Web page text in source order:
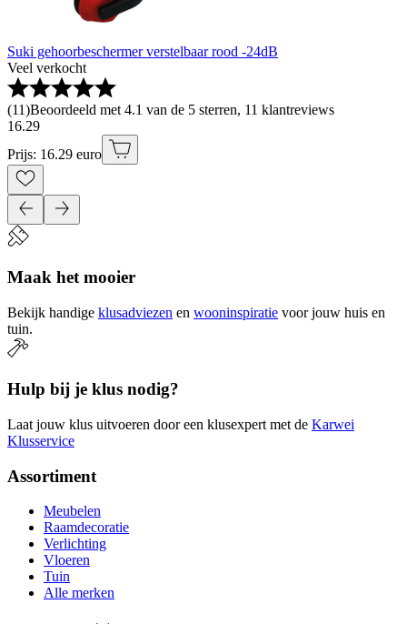
Suki gehoorbeschermer verstelbaar rood -24dB
Veel verkocht
(11)Beoordeeld met 4.1 van de 5 sterren, 11 klantreviews
16.29
Prijs: 16.29 euro
Maak het mooier
Bekijk handige klusadviezen en wooninspiratie voor jouw huis en
tuin.
Hulp bij je klus nodig?
Laat jouw klus uitvoeren door een klusexpert met de Karwei
Klusservice
Assortiment
Meubelen
Raamdecoratie
Verlichting
Vloeren
Tuin
Alle merken